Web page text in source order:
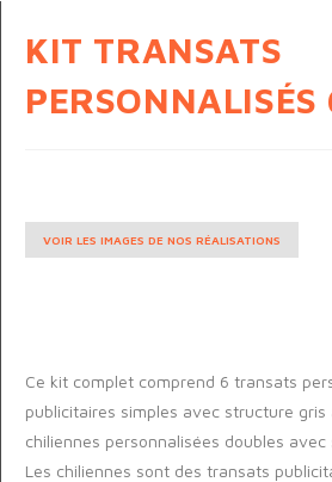
KIT TRANSATS
PERSONNALISÉS
VOIR LES IMAGES DE NOS RÉALISATIONS
Ce kit complet comprend 6 transats
publicitaires simples avec structure
chiliennes personnalisées doubles avec
Les chiliennes sont des transats